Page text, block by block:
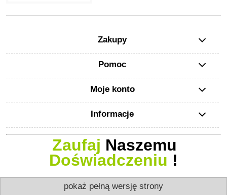
Zakupy
Pomoc
Moje konto
Informacje
Zaufaj Naszemu
Doświadczeniu !
pokaż pełną wersję strony